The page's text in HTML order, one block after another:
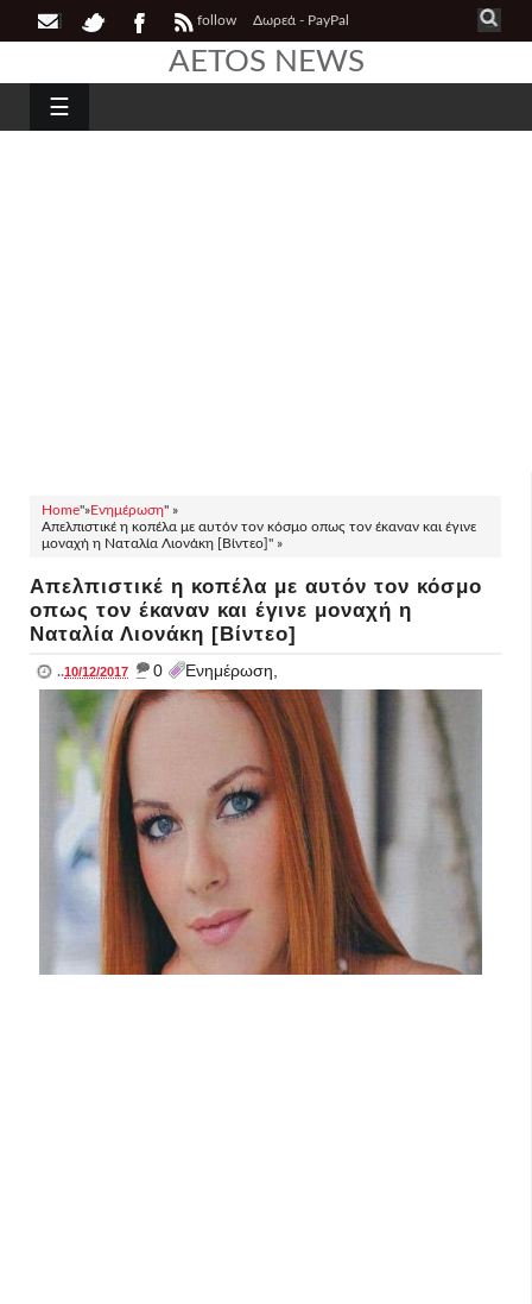
follow Δωρεά - PayPal
AETOS NEWS
☰
Home"»Ενημέρωση" »
Απελπιστικέ η κοπέλα με αυτόν τον κόσμο οπως τον έκαναν και έγινε
μοναχή η Ναταλία Λιονάκη [Βίντεο]" »
Απελπιστικέ η κοπέλα με αυτόν τον κόσμο
οπως τον έκαναν και έγινε μοναχή η
Ναταλία Λιονάκη [Βίντεο]
..10/12/2017 _ 0 Ενημέρωση,